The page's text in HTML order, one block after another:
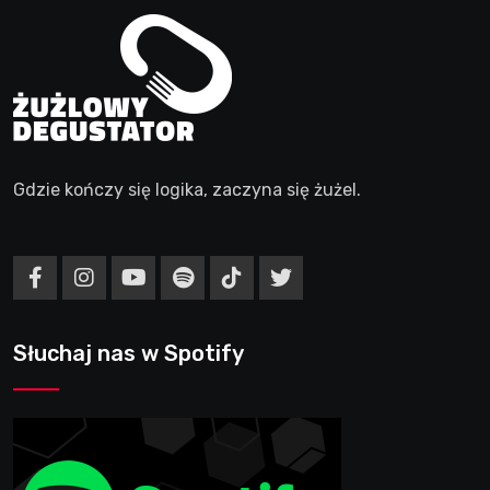
Gdzie kończy się logika, zaczyna się żużel.
Słuchaj nas w Spotify